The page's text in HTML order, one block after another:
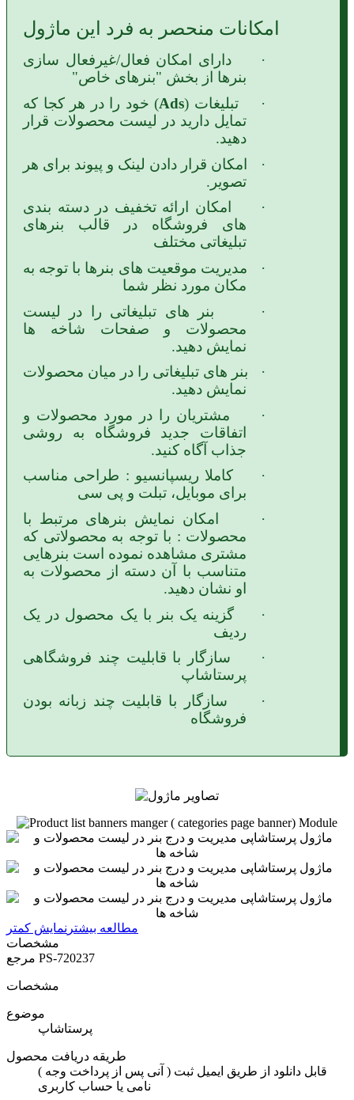
امکانات منحصر به فرد این ماژول
·
دارای امکان فعال/غیرفعال سازی
بنرها از بخش "بنرهای خاص"
·
تبلیغات (Ads) خود را در هر کجا که
تمایل دارید در لیست محصولات قرار
دهید.
·
امکان قرار دادن لینک و پیوند برای هر
تصویر.
·
امکان ارائه تخفیف در دسته بندی
های فروشگاه در قالب بنرهای
تبلیغاتی مختلف
·
مدیریت موقعیت های بنرها با توجه به
مکان مورد نظر شما
·
بنر های تبلیغاتی را در لیست
محصولات و صفحات شاخه ها
نمایش دهید.
·
بنر های تبلیغاتی را در میان محصولات
نمایش دهید.
·
مشتریان را در مورد محصولات و
اتفاقات جدید فروشگاه به روشی
جذاب آگاه کنید.
·
کاملا ریسپانسیو : طراحی مناسب
برای موبایل، تبلت و پی سی
·
امکان نمایش بنرهای مرتبط با
محصولات : با توجه به محصولاتی که
مشتری مشاهده نموده است بنرهایی
متناسب با آن دسته از محصولات به
او نشان دهید.
·
گزینه یک بنر با یک محصول در یک
ردیف
·
سازگار با قابلیت چند فروشگاهی
پرستاشاپ
·
سازگار با قابلیت چند زبانه بودن
فروشگاه
مطالعه بیشتر نمایش کمتر
مشخصات
PS-720237
مشخصات
موضوع
پرستاشاپ
طریقه دریافت محصول
( آنی پس از پرداخت وجه ) قابل دانلود از طریق ایمیل ثبت
نامی یا حساب کاربری